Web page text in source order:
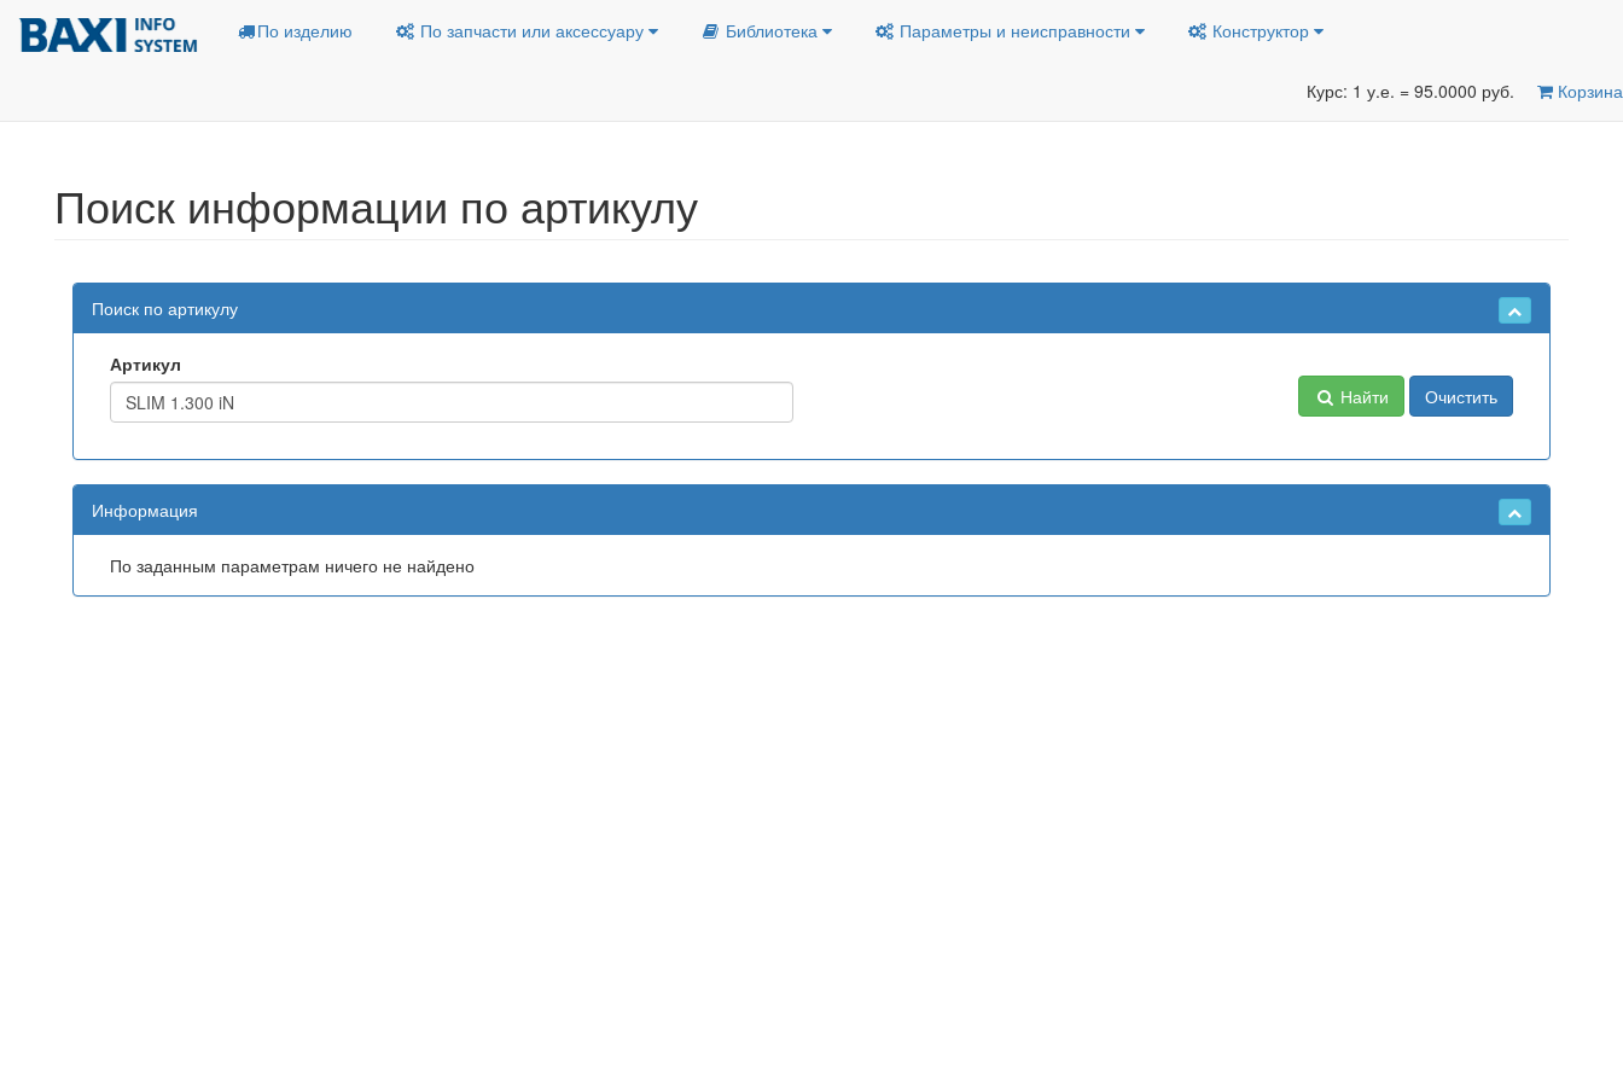
По изделию По запчасти или аксессуару Библиотека Параметры и неисправности Конструктор
Курс: 1 у.е. = 95.0000 руб. Корзина
Поиск информации по артикулу
Поиск по артикулу
Артикул
Найти
Очистить
Информация
По заданным параметрам ничего не найдено